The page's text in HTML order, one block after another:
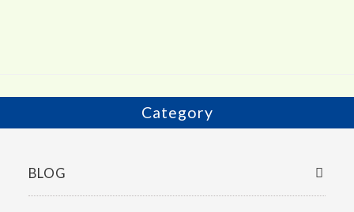
k Category
BLOG